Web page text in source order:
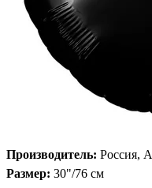
Производитель: Россия,
Размер: 30"/76 см